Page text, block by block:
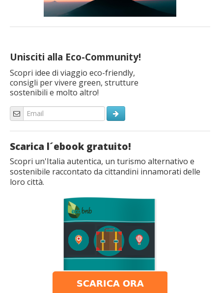
Unisciti alla Eco-Community!
Scopri idee di viaggio eco-friendly,
consigli per vivere green, strutture
sostenibili e molto altro!
Scarica l´ebook gratuito!
Scopri un'Italia autentica, un turismo alternativo e
sostenibile raccontato da cittandini innamorati delle
loro città.